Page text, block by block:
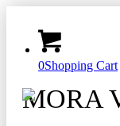
0Shopping Cart
MORA